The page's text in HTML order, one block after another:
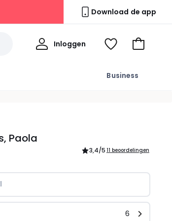
Download de app
Business
Inloggen
Mijn
Kijk
Naar
Paola
3,4/5 11 beoordelingen
6